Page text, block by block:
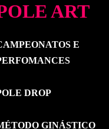
ART
E
DROP
GINÁSTICO